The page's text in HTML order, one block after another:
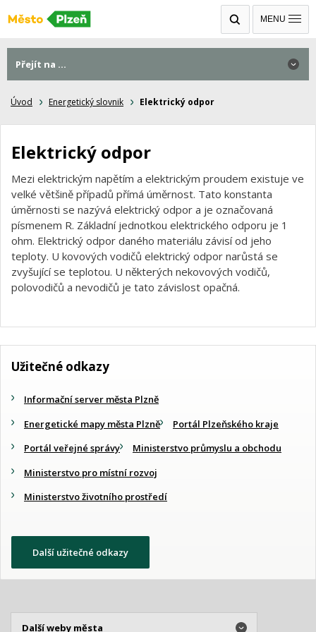
MENU
Úvod Energetický slovnik Elektrický odpor
Elektrický odpor
Mezi elektrickým napětím a elektrickým proudem existuje ve
velké většině případů přímá úměrnost. Tato konstanta
úměrnosti se nazývá elektrický odpor a je označovaná
písmenem R. Základní jednotkou elektrického odporu je 1
ohm. Elektrický odpor daného materiálu závisí od jeho
teploty. U kovových vodičů elektrický odpor narůstá se
zvyšující se teplotou. U některých nekovových vodičů,
polovodičů a nevodičů je tato závislost opačná.
Přejít na ...
Užitečné odkazy
Informační server města Plzně
Energetické mapy města Plzně
Portál Plzeňského kraje
Portál veřejné správy
Ministerstvo průmyslu a obchodu
Ministerstvo pro místní rozvoj
Ministerstvo životního prostředí
Další užitečné odkazy